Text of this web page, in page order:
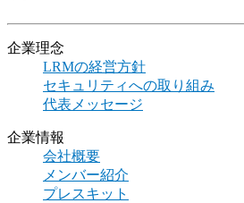
企業理念
LRMの経営方針
セキュリティへの取り組み
代表メッセージ
企業情報
会社概要
メンバー紹介
プレスキット